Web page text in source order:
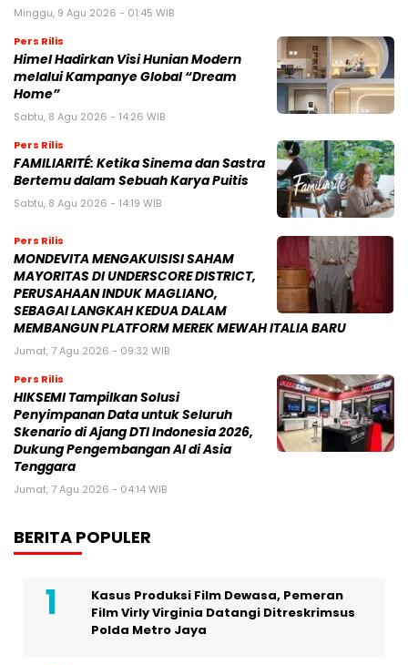
Minggu, 9 Agu 2026 - 01:45 WIB
Pers Rilis
Himel Hadirkan Visi Hunian Modern
melalui Kampanye Global “Dream
Home”
Sabtu, 8 Agu 2026 - 14:26 WIB
Pers Rilis
FAMILIARITÉ: Ketika Sinema dan Sastra
Bertemu dalam Sebuah Karya Puitis
Sabtu, 8 Agu 2026 - 14:19 WIB
Pers Rilis
MONDEVITA MENGAKUISISI SAHAM
MAYORITAS DI UNDERSCORE DISTRICT,
PERUSAHAAN INDUK MAGLIANO,
SEBAGAI LANGKAH KEDUA DALAM
MEMBANGUN PLATFORM MEREK MEWAH ITALIA BARU
Jumat, 7 Agu 2026 - 09:32 WIB
Pers Rilis
HIKSEMI Tampilkan Solusi
Penyimpanan Data untuk Seluruh
Skenario di Ajang DTI Indonesia 2026,
Dukung Pengembangan AI di Asia
Tenggara
Jumat, 7 Agu 2026 - 04:14 WIB
BERITA POPULER
Kasus Produksi Film Dewasa, Pemeran
Film Virly Virginia Datangi Ditreskrimsus
Polda Metro Jaya